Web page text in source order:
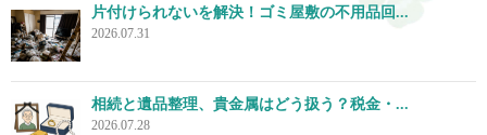
片付けられないを解決！ゴミ屋敷の不用品回...
2026.07.31
相続と遺品整理、貴金属はどう扱う？税金・...
2026.07.28